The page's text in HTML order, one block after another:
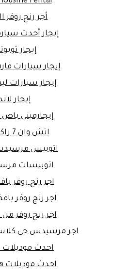
أجر رنج روفر
إيجار أحدث
إيجار
إيجار سيارات
إيجار سيارات
إيجار
إيجارمينى
اتش وان 7 راكب للعائلات
اتوبيس مرسيدس 600
اتوبيسات
اجر رنج روفر
اجر رنج روفر
اجر رنج روفر
اجر مرسيدس جي
احدث موديلات
احدث موديلات